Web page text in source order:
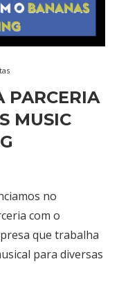
PARCERIA
MUSIC
no
com o
que trabalha
para diversas